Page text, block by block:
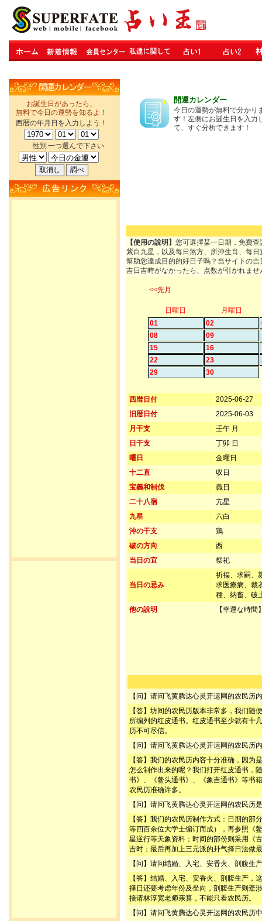
お誕生日があったら、
無料で今日の運勢を知るよ！
西暦の年月日を入力しよう！
性別 一つ選んで下さい
開運カレンダー
今日の運勢が無料で分かり
す！左側にお誕生日を入力
て、すぐ分析できます！
【使用の說明】 您可選擇某一日期，免費
紫白九星，以及每日煞方、所沖生肖、每
幫助您達成目的的好日子嗎？当サイトの
吉日吉時がなかったら、点数が引かれませ
<<先月
日曜日
月曜日
01
02
08
09
15
16
22
23
29
30
西暦日付
2025-06-27
旧暦日付
2025-06-03
月干支
壬午 月
日干支
丁卯 日
曜日
金曜日
十二直
収日
宝義和制伐
義日
二十八宿
亢星
九星
六白
沖の干支
鶏
破の方向
西
当日の宜
祭祀
当日の忌み
祈福、求嗣、
求医療病、裁
種、納畜、破
他の說明
【幸運な時
【问】请问飞黄腾达心灵开运网的农民
【答】坊间的农民历版本非常多，我们
所编列的红皮通书。红皮通书至少就有十
历不可尽信。
【问】请问飞黄腾达心灵开运网的农民历
【答】我们的农民历内容十分准确，因
怎么制作出来的呢？我们打开红皮通书，
书》、《鳌头通书》、《象吉通书》等书
农民历准确许多。
【问】请问飞黄腾达心灵开运网的农民历
【答】我们的农民历制作方式：日期的
等四百余位大学士编订而成），再参照《
星逆行等天象资料；时间的部份则采用《
吉时；最后再加上三元派的卦气择日法做
【问】请问结婚、入宅、安香火、剖腹
【答】结婚、入宅、安香火、剖腹生产
择日还要考虑年份及坐向，剖腹生产则牵
接请林淳宽老师亲算，不能只看农民历。
【问】请问飞黄腾达心灵开运网的农民